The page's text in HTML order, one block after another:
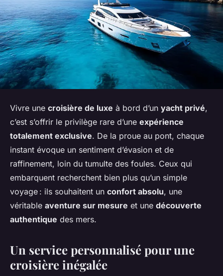
Vivre une croisière de luxe à bord d’un yacht privé,
c’est s’offrir le privilège rare d’une expérience
totalement exclusive. De la proue au pont, chaque
instant évoque un sentiment d’évasion et de
raffinement, loin du tumulte des foules. Ceux qui
embarquent recherchent bien plus qu’un simple
voyage : ils souhaitent un confort absolu, une
véritable aventure sur mesure et une découverte
authentique des mers.
Un service personnalisé pour une
croisière inégalée